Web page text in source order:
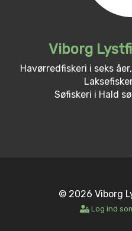
Viborg
Havørredfiskeri i seks
Søfiskeri i Hald
© 2026 Viborg
Log ind